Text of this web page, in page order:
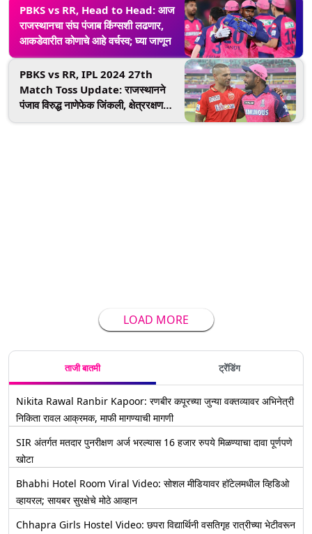
PBKS vs RR, Head to Head: आज
राजस्थानचा संघ पंजाब किंग्सशी लढणार,
आकडेवारीत कोणाचे आहे वर्चस्व; घ्या जाणून
PBKS vs RR, IPL 2024 27th
Match Toss Update: राजस्थानने
पंजाव विरुद्ध नाणेफेक जिंकली, क्षेत्ररक्षण
LOAD MORE
ताजी बातमी ट्रेंडिंग
Nikita Rawal Ranbir Kapoor: रणबीर कपूरच्या जुन्या वक्तव्यावर अभिनेत्री
निकिता रावल आक्रमक, माफी मागण्याची मागणी
SIR अंतर्गत मतदार पुनरीक्षण अर्ज भरल्यास 16 हजार रुपये मिळण्याचा दावा पूर्णपणे
खोटा
Bhabhi Hotel Room Viral Video: सोशल मीडियावर हॉटेलमधील व्हिडिओ
व्हायरल; सायबर सुरक्षेचे मोठे आव्हान
Chhapra Girls Hostel Video: छपरा विद्यार्थिनी वसतिगृह रात्रीच्या भेटीवरून